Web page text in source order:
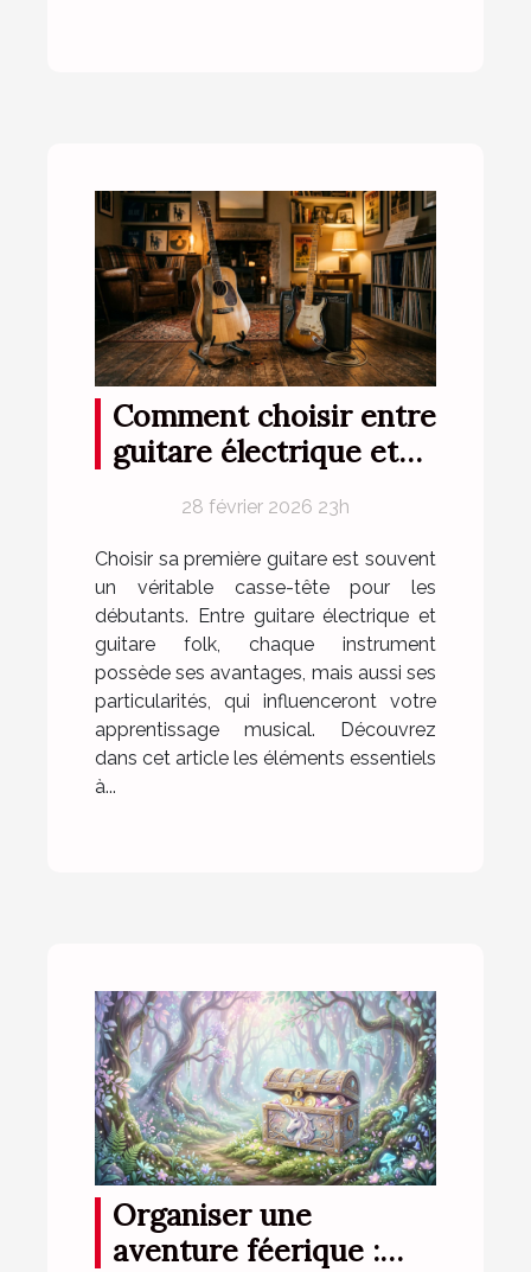
Comment choisir entre
guitare électrique et
28 février 2026 23h
Choisir sa première guitare est souvent
un véritable casse-tête pour les
débutants. Entre guitare électrique et
guitare folk, chaque instrument
possède ses avantages, mais aussi ses
particularités, qui influenceront votre
apprentissage musical. Découvrez
dans cet article les éléments essentiels
à...
Organiser une
aventure féerique :